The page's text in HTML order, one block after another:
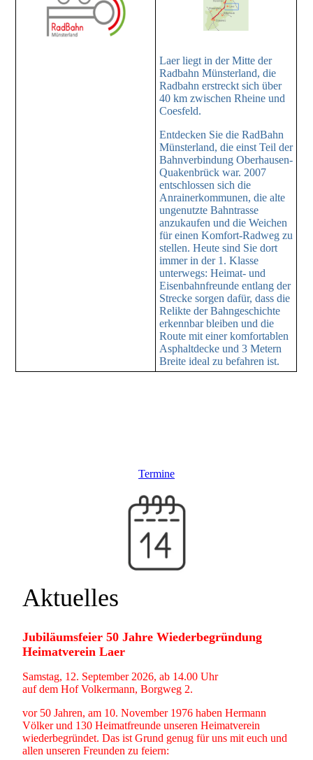
Laer liegt in der Mitte der
Radbahn Münsterland, die
Radbahn erstreckt sich über
40 km zwischen Rheine und
Coesfeld.
Entdecken Sie die RadBahn
Münsterland, die einst Teil der
Bahnverbindung Oberhausen-
Quakenbrück war. 2007
entschlossen sich die
Anrainerkommunen, die alte
ungenutzte Bahntrasse
anzukaufen und die Weichen
für einen Komfort-Radweg zu
stellen. Heute sind Sie dort
immer in der 1. Klasse
unterwegs: Heimat- und
Eisenbahnfreunde entlang der
Strecke sorgen dafür, dass die
Relikte der Bahngeschichte
erkennbar bleiben und die
Route mit einer komfortablen
Asphaltdecke und 3 Metern
Breite ideal zu befahren ist.
Termine
Aktuelles
Jubiläumsfeier 50 Jahre Wiederbegründung
Heimatverein Laer
Samstag, 12. September 2026, ab 14.00 Uhr
auf dem Hof Volkermann, Borgweg 2.
vor 50 Jahren, am 10. November 1976 haben Hermann
Völker und 130 Heimatfreunde unseren Heimatverein
wiederbegründet. Das ist Grund genug für uns mit euch und
allen unseren Freunden zu feiern: